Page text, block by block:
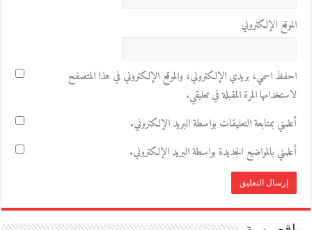
الموقع الإلكتروني
احفظ اسمي، بريدي الإلكتروني، والموقع الإلكتروني في هذا المتصفح
لاستخدامها المرة المقبلة في تعليقي.
أعلمني بمتابعة التعليقات بواسطة البريد الإلكتروني.
أعلمني بالمواضيع الجديدة بواسطة البريد الإلكتروني.